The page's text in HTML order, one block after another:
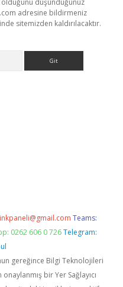
olduğunu düşündüğünüz
adresine bildirmeniz
sitemizden kaldırılacaktır.
Teams:
0262 606 0 726 Telegram:
gereğince Bilgi Teknolojileri
bir Yer Sağlayıcı